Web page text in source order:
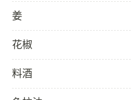
姜
花椒
料酒